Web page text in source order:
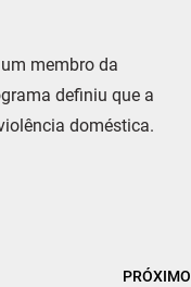
membro da
definiu que a
doméstica.
PRÓXIMO